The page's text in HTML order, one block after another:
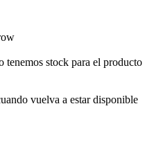
tenemos stock para el producto
vuelva a estar disponible